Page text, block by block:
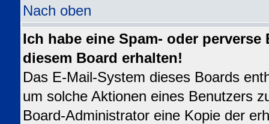
Nach oben
Ich habe eine Spam- oder
diesem Board erhalten!
Das E-Mail-System dieses Boards
um solche Aktionen eines Benutzers
Board-Administrator eine Kopie der